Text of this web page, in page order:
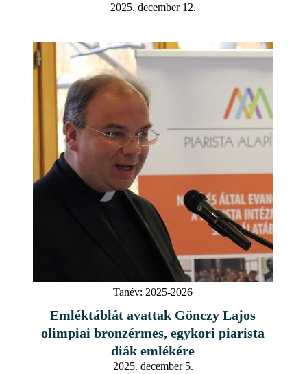
2025. december 12.
Tanév: 2025-2026
Emléktáblát avattak Gönczy Lajos
olimpiai bronzérmes, egykori piarista
diák emlékére
2025. december 5.